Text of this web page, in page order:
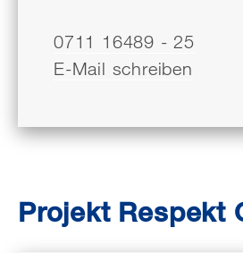
0711 16489 - 25
E-Mail schreiben
Projekt Respekt